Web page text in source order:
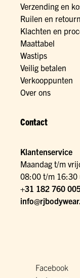
Verzending en
Ruilen en
Klachten en
Maattabel
Wastips
Veilig betalen
Verkooppunten
Over ons
Contact
Klantenservice
Maandag t/m
08:00 t/m 16:30
+31 182 760
Facebook